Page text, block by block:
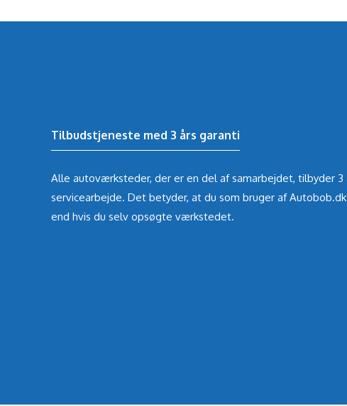
Tilbudstjeneste med 3 års garanti
Alle autoværksteder, der er en del af samarbejdet, tilbyder
servicearbejde. Det betyder, at du som bruger af
end hvis du selv opsøgte værkstedet.